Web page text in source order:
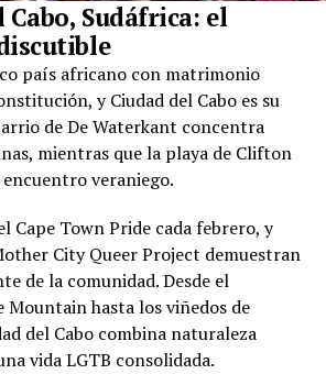
Cabo, Sudáfrica: el
país africano con matrimonio
y Ciudad del Cabo es su
de De Waterkant concentra
mientras que la playa de Clifton
veraniego.
Cape Town Pride cada febrero, y
City Queer Project demuestran
de la comunidad. Desde el
hasta los viñedos de
del Cabo combina naturaleza
vida LGTB consolidada.